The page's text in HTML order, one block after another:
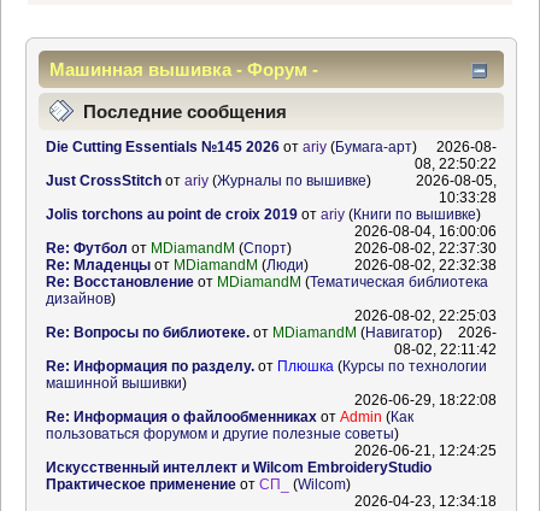
Машинная вышивка - Форум -
Информационный центр
Последние сообщения
Die Cutting Essentials №145 2026от ariy(Бумага-арт)
2026-08-
08, 22:50:22
Just CrossStitchот ariy(Журналы по вышивке)
2026-08-05,
10:33:28
Jolis torchons au point de croix 2019от ariy(Книги по вышивке)
2026-08-04, 16:00:06
Re: Футбол от MDiamandM (Спорт)
2026-08-02, 22:37:30
Re: Младенцыот MDiamandM (Люди)
2026-08-02, 22:32:38
Re: Восстановлениеот MDiamandM (Тематическая библиотека
дизайнов)
2026-08-02, 22:25:03
Re: Вопросы по библиотеке.от MDiamandM (Навигатор)
2026-
08-02, 22:11:42
Re: Информация по разделу.от Плюшка (Курсы по технологии
машинной вышивки)
2026-06-29, 18:22:08
Re: Информация о файлообменникахот Admin (Как
пользоваться форумом и другие полезные советы)
2026-06-21, 12:24:25
Искусственный интеллект и Wilcom EmbroideryStudio
Практическое применениеот СП_ (Wilcom)
2026-04-23, 12:34:18